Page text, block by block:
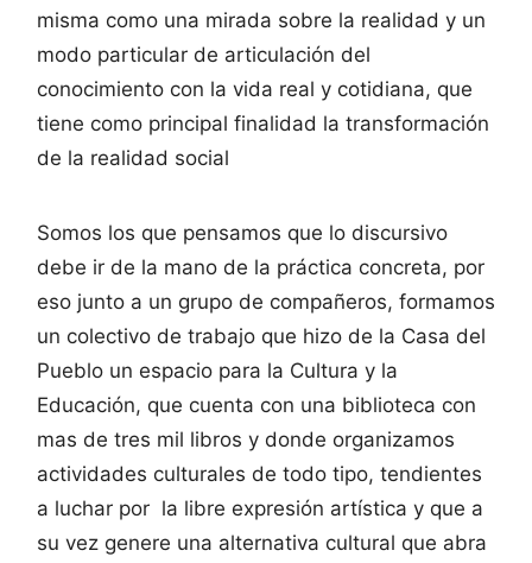
misma como una mirada sobre la realidad y un
modo particular de articulación del
conocimiento con la vida real y cotidiana, que
tiene como principal finalidad la transformación
de la realidad social
Somos los que pensamos que lo discursivo
debe ir de la mano de la práctica concreta, por
eso junto a un grupo de compañeros, formamos
un colectivo de trabajo que hizo de la Casa del
Pueblo un espacio para la Cultura y la
Educación, que cuenta con una biblioteca con
mas de tres mil libros y donde organizamos
actividades culturales de todo tipo, tendientes
a luchar por la libre expresión artística y que a
su vez genere una alternativa cultural que abra